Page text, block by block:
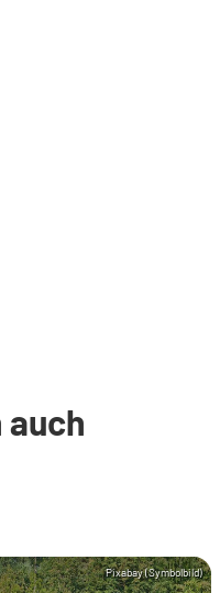
auch
Pixabay (Symbolbild)